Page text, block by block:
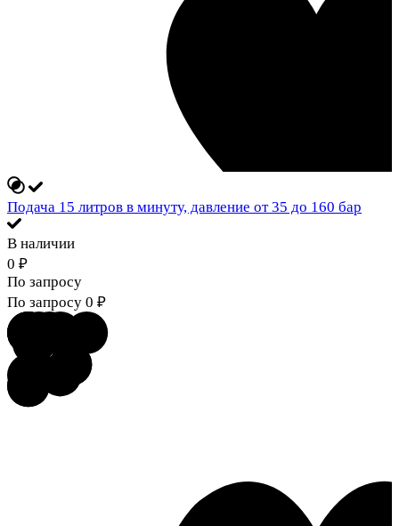
Подача 15 литров в минуту, давление от 35 до 160 бар
В наличии
0 ₽
По запросу
По запросу 0 ₽